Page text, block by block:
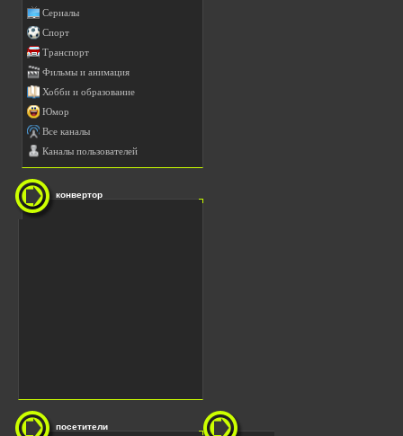
Сериалы
Спорт
Транспорт
Фильмы и анимация
Хобби и образование
Юмор
Все каналы
Каналы пользователей
конвертор
посетители